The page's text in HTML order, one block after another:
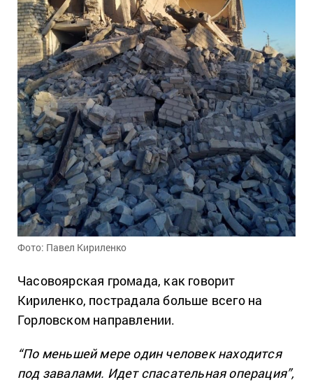
Фото: Павел Кириленко
Часовоярская громада, как говорит
Кириленко, пострадала больше всего на
Горловском направлении.
“По меньшей мере один человек находится
под завалами. Идет спасательная операция”,